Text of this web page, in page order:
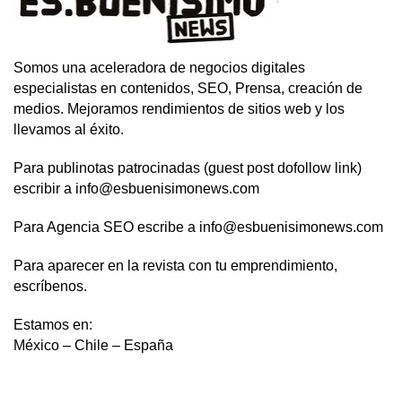
Somos una aceleradora de negocios digitales
especialistas en contenidos, SEO, Prensa, creación de
medios. Mejoramos rendimientos de sitios web y los
llevamos al éxito.
Para publinotas patrocinadas (guest post dofollow link)
escribir a info@esbuenisimonews.com
Para Agencia SEO escribe a info@esbuenisimonews.com
Para aparecer en la revista con tu emprendimiento,
escríbenos.
Estamos en:
México – Chile – España